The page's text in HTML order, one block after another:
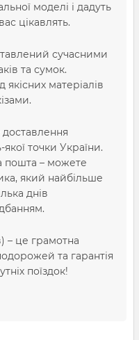
моделі і дадуть
цікавлять.
сучасними
та сумок.
якісних матеріалів
точки України.
пошта – можете
який найбільше
днів
– це грамотна
та гарантія
поїздок!